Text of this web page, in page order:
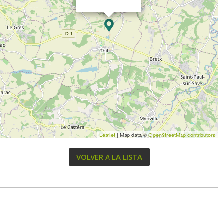
Leaflet| Map data ©OpenStreetMap contributors
VOLVER A LA LISTA